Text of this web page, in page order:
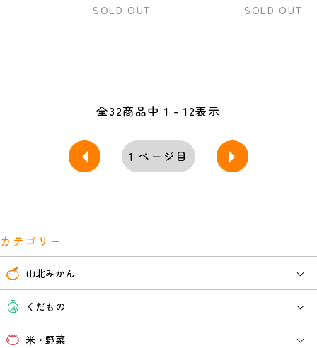
SOLD OUT SOLD OUT
全32商品中 1 - 12表示
1ページ目
カテゴリー
山北みかん
くだもの
米・野菜